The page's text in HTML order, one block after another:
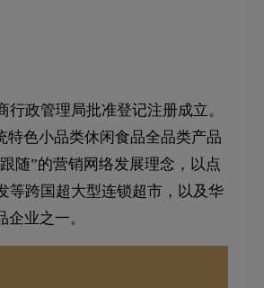
政管理局批准登记注册成立。
特色小品类休闲食品全品类产品
随”的营销网络发展理念，以点
等跨国超大型连锁超市，以及华
业之一。